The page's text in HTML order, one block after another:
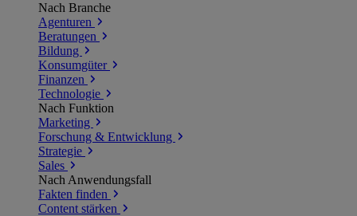
Nach Branche
Agenturen
Beratungen
Bildung
Konsumgüter
Finanzen
Technologie
Nach Funktion
Marketing
Forschung & Entwicklung
Strategie
Sales
Nach Anwendungsfall
Fakten finden
Content stärken